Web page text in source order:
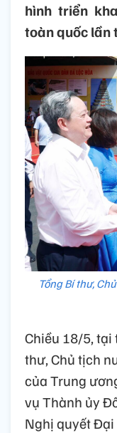
hình triển
toàn quốc lần
Tổng Bí thư,
Chiều 18/5,
thư, Chủ tịch
của Trung
vụ Thành ủy
Nghị quyết